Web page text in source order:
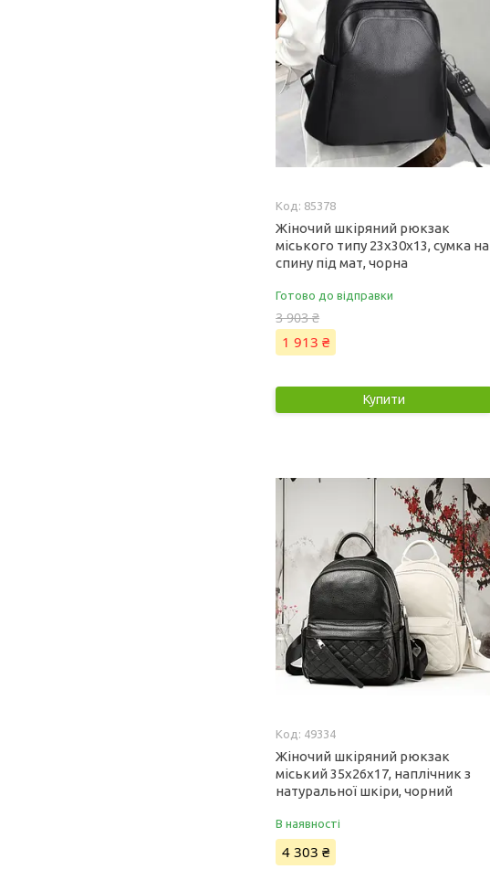
85378
Жіночий шкіряний рюкзак
міського типу 23х30х13, сумка на
спину під мат, чорна
Готово до відправки
3 903 ₴
1 913 ₴
Купити
49334
Жіночий шкіряний рюкзак
міський 35х26х17, наплічник з
натуральної шкіри, чорний
В наявності
4 303 ₴